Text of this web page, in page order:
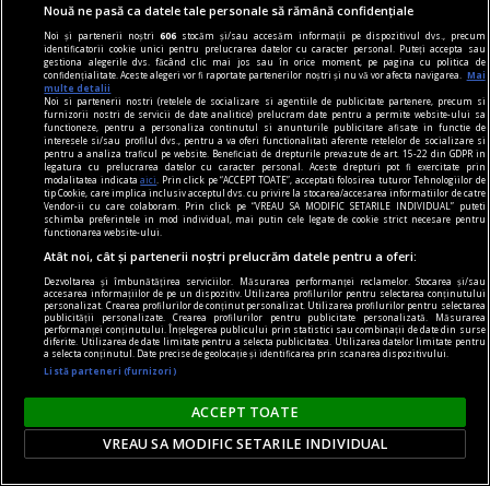
piese de schimb
Făpturi de unică folosință
Dar pentru a fi, realmente, mai buni, trebuie să
găsim ieșirea din labirint.
Nouă ne pasă ca datele tale personale să rămână confidențiale
Noi și partenerii noștri606 stocăm și/sau accesăm informații pe dispozitivul dvs., precum
identificatorii cookie unici pentru prelucrarea datelor cu caracter personal. Puteți accepta sau
gestiona alegerile dvs. făcând clic mai jos sau în orice moment, pe pagina cu politica de
confidențialitate. Aceste alegeri vor fi raportate partenerilor noștri și nu vă vor afecta navigarea.
Mai
multe detalii
Noi si partenerii nostri (retelele de socializare si agentiile de publicitate partenere, precum si
furnizorii nostri de servicii de date analitice) prelucram date pentru a permite website-ului sa
functioneze, pentru a personaliza continutul si anunturile publicitare afisate in functie de
interesele si/sau profilul dvs., pentru a va oferi functionalitati aferente retelelor de socializare si
pentru a analiza traficul pe website. Beneficiati de drepturile prevazute de art. 15-22 din GDPR in
legatura cu prelucrarea datelor cu caracter personal. Aceste drepturi pot fi exercitate prin
modalitatea indicataaici
. Prin click pe “ACCEPT TOATE”, acceptati folosirea tuturor Tehnologiilor de
tip Cookie, care implica inclusiv acceptul dvs. cu privire la stocarea/accesarea informatiilor de catre
Vendor-ii cu care colaboram. Prin click pe “VREAU SA MODIFIC SETARILE INDIVIDUAL” puteti
schimba preferintele in mod individual, mai putin cele legate de cookie strict necesare pentru
functionarea website-ului.
Atât noi, cât și partenerii noștri prelucrăm datele pentru a oferi:
Dezvoltarea și îmbunătățirea serviciilor. Măsurarea performanței reclamelor. Stocarea și/sau
accesarea informațiilor de pe un dispozitiv. Utilizarea profilurilor pentru selectarea conținutului
personalizat. Crearea profilurilor de conținut personalizat. Utilizarea profilurilor pentru selectarea
publicității personalizate. Crearea profilurilor pentru publicitate personalizată. Măsurarea
performanței conținutului. Înțelegerea publicului prin statistici sau combinații de date din surse
diferite. Utilizarea de date limitate pentru a selecta publicitatea. Utilizarea datelor limitate pentru
a selecta conținutul. Date precise de geolocație și identificarea prin scanarea dispozitivului.
Listă parteneri (furnizori)
ACCEPT TOATE
VREAU SA MODIFIC SETARILE INDIVIDUAL